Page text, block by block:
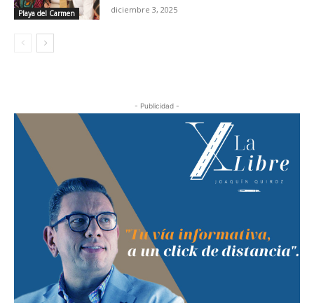
Playa del Carmen diciembre 3, 2025
- Publicidad -